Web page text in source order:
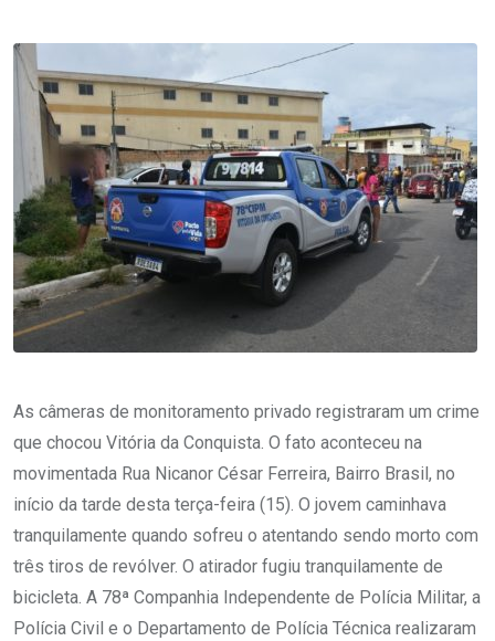
As câmeras de monitoramento privado registraram um crime
que chocou Vitória da Conquista. O fato aconteceu na
movimentada Rua Nicanor César Ferreira, Bairro Brasil, no
início da tarde desta terça-feira (15). O jovem caminhava
tranquilamente quando sofreu o atentando sendo morto com
três tiros de revólver. O atirador fugiu tranquilamente de
bicicleta. A 78ª Companhia Independente de Polícia Militar, a
Polícia Civil e o Departamento de Polícia Técnica realizaram